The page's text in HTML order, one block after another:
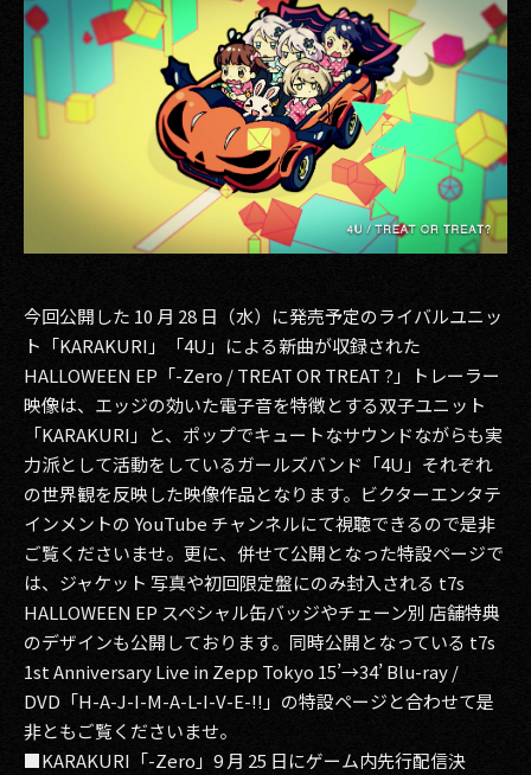
今回公開した 10 月 28 日（水）に発売予定のライバルユニッ
ト「KARAKURI」「4U」による新曲が収録された
HALLOWEEN EP「-Zero / TREAT OR TREAT ?」トレーラー
映像は、エッジの効いた電子音を特徴とする双子ユニット
「KARAKURI」と、ポップでキュートなサウンドながらも実
力派として活動をしているガールズバンド「4U」それぞれ
の世界観を反映した映像作品となります。ビクターエンタテ
インメントの YouTube チャンネルにて視聴できるので是非
ご覧くださいませ。更に、併せて公開となった特設ページで
は、ジャケット 写真や初回限定盤にのみ封入される t7s
HALLOWEEN EP スペシャル缶バッジやチェーン別 店舗特典
のデザインも公開しております。同時公開となっている t7s
1st Anniversary Live in Zepp Tokyo 15’→34’ Blu-ray /
DVD「H-A-J-I-M-A-L-I-V-E-!!」の特設ページと合わせて是
非ともご覧くださいませ。
■KARAKURI「-Zero」9 月 25 日にゲーム内先行配信決